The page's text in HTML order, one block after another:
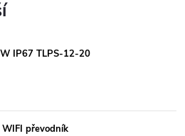
IP67 TLPS-12-20
WIFI převodník